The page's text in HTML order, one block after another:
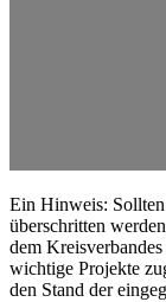
Ein Hinweis:
überschritten
dem
wichtige Projekte
den Stand der